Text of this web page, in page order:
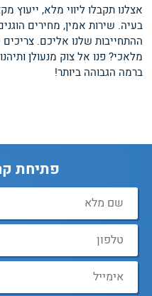
אצלנו תקבלו ליווי מלא, ייעוץ
בעיה. שירות אמין, מחירים
ההתחייבות שלנו אליכם.
מלאכי? פנו אל צוק מנעולן
ברמה הגבוהה ביותר!
פתיחת